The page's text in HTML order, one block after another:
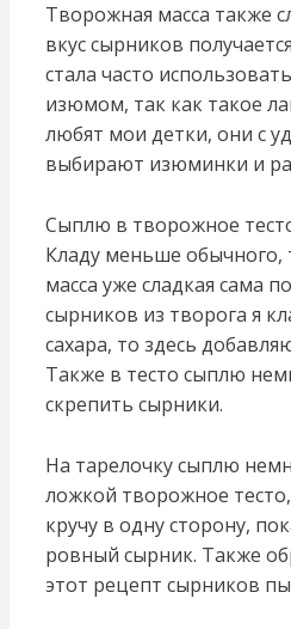
Творожная масса также
вкус сырников
стала часто
изюмом, так как такое
любят мои детки, они с
выбирают изюминки и
Сыплю в творожное
Кладу меньше обычного,
масса уже сладкая сама
сырников из творога я
сахара, то здесь
Также в тесто сыплю
скрепить сырники.
На тарелочку сыплю
ложкой творожное
кручу в одну сторону,
ровный сырник. Также
этот рецепт сырников